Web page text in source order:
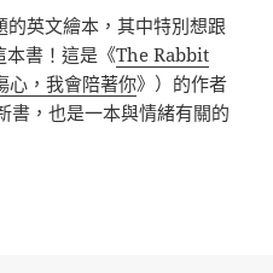
英文繪本，其中特別想跟
本書！這是《The Rabbit
心，我會陪著你》）的作者
，也是一本與情緒有關的
Beneath》